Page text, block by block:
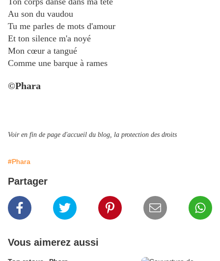
Au son du vaudou
Tu me parles de mots d'amour
Et ton silence m'a noyé
Mon cœur a tangué
Comme une barque à rames
©Phara
Voir en fin de page d'accueil du blog, la protection des droits
#Phara
Partager
Vous aimerez aussi